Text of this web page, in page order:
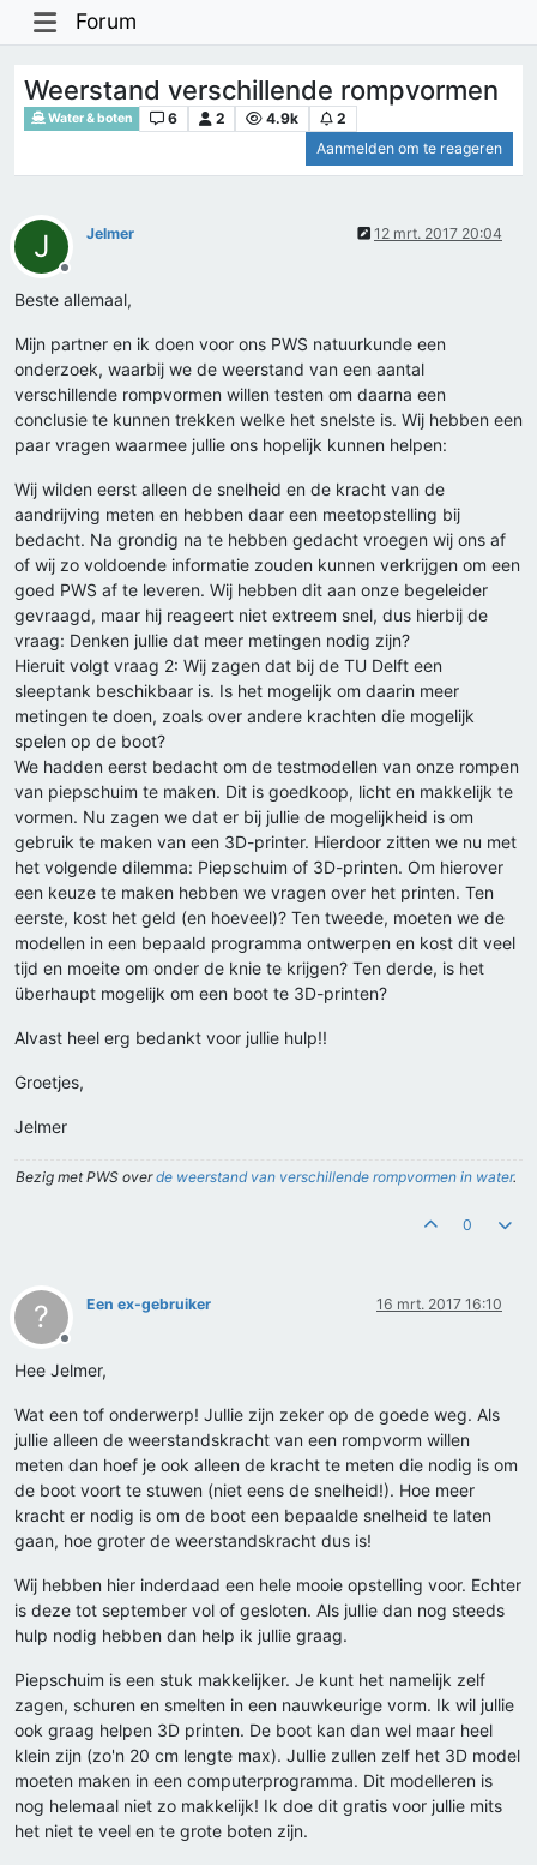
Forum
Weerstand verschillende rompvormen
Water & boten 6 2 4.9k
2
Aanmelden om te reageren
J
Offline
Jelmer 12 mrt. 2017 20:04
Beste allemaal,
Mijn partner en ik doen voor ons PWS natuurkunde een
onderzoek, waarbij we de weerstand van een aantal
verschillende rompvormen willen testen om daarna een
conclusie te kunnen trekken welke het snelste is. Wij hebben een
paar vragen waarmee jullie ons hopelijk kunnen helpen:
Wij wilden eerst alleen de snelheid en de kracht van de
aandrijving meten en hebben daar een meetopstelling bij
bedacht. Na grondig na te hebben gedacht vroegen wij ons af
of wij zo voldoende informatie zouden kunnen verkrijgen om een
goed PWS af te leveren. Wij hebben dit aan onze begeleider
gevraagd, maar hij reageert niet extreem snel, dus hierbij de
vraag: Denken jullie dat meer metingen nodig zijn?
Hieruit volgt vraag 2: Wij zagen dat bij de TU Delft een
sleeptank beschikbaar is. Is het mogelijk om daarin meer
metingen te doen, zoals over andere krachten die mogelijk
spelen op de boot?
We hadden eerst bedacht om de testmodellen van onze rompen
van piepschuim te maken. Dit is goedkoop, licht en makkelijk te
vormen. Nu zagen we dat er bij jullie de mogelijkheid is om
gebruik te maken van een 3D-printer. Hierdoor zitten we nu met
het volgende dilemma: Piepschuim of 3D-printen. Om hierover
een keuze te maken hebben we vragen over het printen. Ten
eerste, kost het geld (en hoeveel)? Ten tweede, moeten we de
modellen in een bepaald programma ontwerpen en kost dit veel
tijd en moeite om onder de knie te krijgen? Ten derde, is het
überhaupt mogelijk om een boot te 3D-printen?
Alvast heel erg bedankt voor jullie hulp!!
Groetjes,
Jelmer
Bezig met PWS overde weerstand van verschillende rompvormen in water.
0
?
Offline
Een ex-gebruiker 16 mrt. 2017 16:10
Hee Jelmer,
Wat een tof onderwerp! Jullie zijn zeker op de goede weg. Als
jullie alleen de weerstandskracht van een rompvorm willen
meten dan hoef je ook alleen de kracht te meten die nodig is om
de boot voort te stuwen (niet eens de snelheid!). Hoe meer
kracht er nodig is om de boot een bepaalde snelheid te laten
gaan, hoe groter de weerstandskracht dus is!
Wij hebben hier inderdaad een hele mooie opstelling voor. Echter
is deze tot september vol of gesloten. Als jullie dan nog steeds
hulp nodig hebben dan help ik jullie graag.
Piepschuim is een stuk makkelijker. Je kunt het namelijk zelf
zagen, schuren en smelten in een nauwkeurige vorm. Ik wil jullie
ook graag helpen 3D printen. De boot kan dan wel maar heel
klein zijn (zo'n 20 cm lengte max). Jullie zullen zelf het 3D model
moeten maken in een computerprogramma. Dit modelleren is
nog helemaal niet zo makkelijk! Ik doe dit gratis voor jullie mits
het niet te veel en te grote boten zijn.